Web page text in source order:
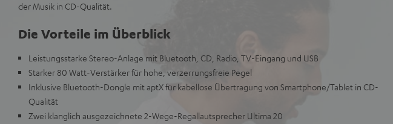
der Musik in CD-Qualität.
Die Vorteile im Überblick
Leistungsstarke Stereo-Anlage mit Bluetooth, CD, Radio, TV-Eingang und USB
Starker 80 Watt-Verstärker für hohe, verzerrungsfreie Pegel
Inklusive Bluetooth-Dongle mit aptX für kabellose Übertragung von Smartphone/Tablet in CD-
Qualität
Zwei klanglich ausgezeichnete 2-Wege-Regallautsprecher Ultima 20